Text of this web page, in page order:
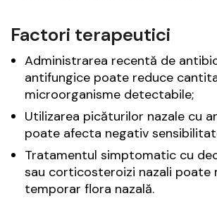
Factori terapeutici
Administrarea recentă de
antifungice poate reduce
microorganisme detectabile;
Utilizarea picăturilor nazale cu
poate afecta negativ
Tratamentul simptomatic cu
sau corticosteroizi nazali poate
temporar flora nazală.